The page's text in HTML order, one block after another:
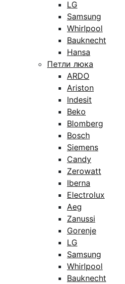
LG
Samsung
Whirlpool
Bauknecht
Hansa
Петли люка
ARDO
Ariston
Indesit
Beko
Blomberg
Bosch
Siemens
Candy
Zerowatt
Iberna
Electrolux
Aeg
Zanussi
Gorenje
LG
Samsung
Whirlpool
Bauknecht